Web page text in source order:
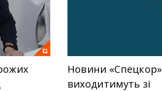
Новини «Спецкор»
виходитимуть зі